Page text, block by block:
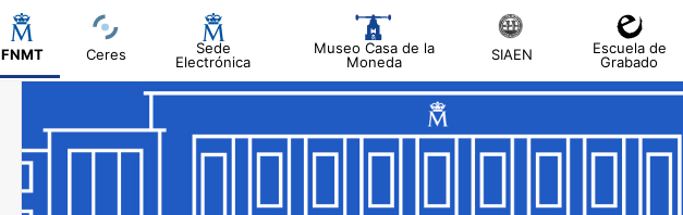
FNMT Ceres
Sede
Electrónica
Museo Casa de la
Moneda
SIAEN
Escuela de
Grabado
Mostrar/Ocultar